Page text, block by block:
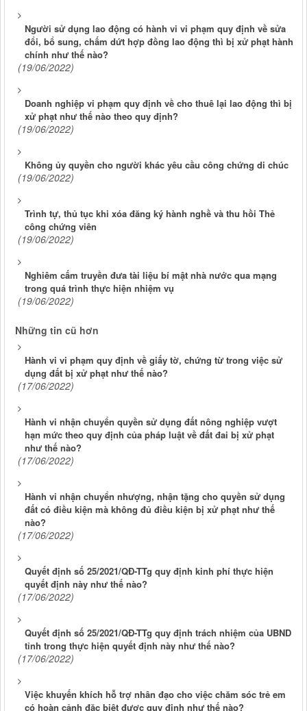
Người sử dụng lao động có hành vi vi phạm quy định về sửa
đổi, bổ sung, chấm dứt hợp đồng lao động thì bị xử phạt hành
chính như thế nào?
(19/06/2022)
Doanh nghiệp vi phạm quy định về cho thuê lại lao động thì bị
xử phạt như thế nào theo quy định?
(19/06/2022)
Không ủy quyền cho người khác yêu cầu công chứng di chúc
(19/06/2022)
Trình tự, thủ tục khi xóa đăng ký hành nghề và thu hồi Thẻ
công chứng viên
(19/06/2022)
Nghiêm cấm truyền đưa tài liệu bí mật nhà nước qua mạng
trong quá trình thực hiện nhiệm vụ
(19/06/2022)
Những tin cũ hơn
Hành vi vi phạm quy định về giấy tờ, chứng từ trong việc sử
dụng đất bị xử phạt như thế nào?
(17/06/2022)
Hành vi nhận chuyển quyền sử dụng đất nông nghiệp vượt
hạn mức theo quy định của pháp luật về đất đai bị xử phạt
như thế nào?
(17/06/2022)
Hành vi nhận chuyển nhượng, nhận tặng cho quyền sử dụng
đất có điều kiện mà không đủ điều kiện bị xử phạt như thế
nào?
(17/06/2022)
Quyết định số 25/2021/QĐ-TTg quy định kinh phí thực hiện
quyết định này như thế nào?
(17/06/2022)
Quyết định số 25/2021/QĐ-TTg quy định trách nhiệm của UBND
tỉnh trong thực hiện quyết định này như thế nào?
(17/06/2022)
Việc khuyến khích hỗ trợ nhân đạo cho việc chăm sóc trẻ em
có hoàn cảnh đặc biệt được quy định như thế nào?